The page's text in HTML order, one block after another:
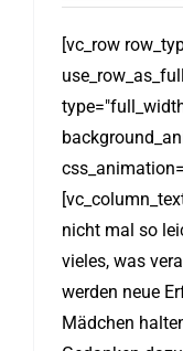
[vc_row
nicht mal so
vieles, was
werden neue
Mädchen